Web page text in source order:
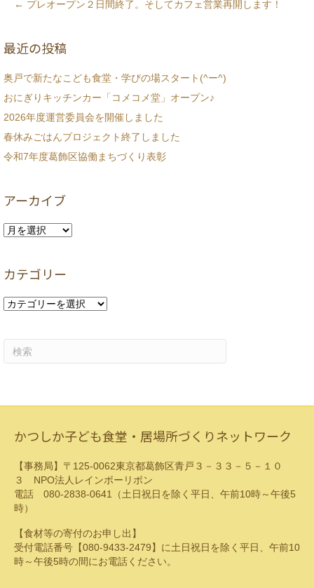
← プレオープン２日間終了。そしてカフェ営業再開します！
最近の投稿
奥戸で新たなこども食堂・学びの場スタート(^ー^)
おにぎりキッチンカー「コメコメ堂」オープン♪
2026年度運営委員会を開催しました
春休みごはんプロジェクト終了しました
令和7年度葛飾区協働まちづくり表彰
アーカイブ
ア
イ
カテゴリー
カ
かつしか子ども食堂・居場所づくりネットワーク
【事務局】〒125-0062東京都葛飾区青戸３－３３－５－１０
３ NPO法人レインボーリボン
電話 080-2838-0641（土日祝日を除く平日、午前10時～午後5
時）
【食材等の寄付のお申し出】
受付電話番号【080-9433-2479】に土日祝日を除く平日、午前10
時～午後5時の間にお電話ください。